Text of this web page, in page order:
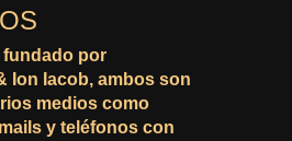
fundado por
Ion Iacob, ambos son
medios como
y teléfonos con